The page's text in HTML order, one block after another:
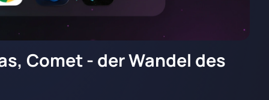
Comet - der Wandel des